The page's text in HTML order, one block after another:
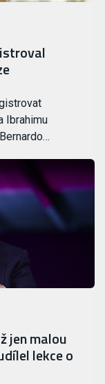
Ibrahimu
jen malou
lekce o